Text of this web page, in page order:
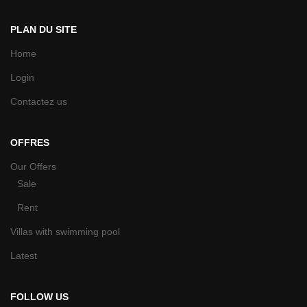
PLAN DU SITE
Home
Login
Contactez us
OFFRES
Our Offers
Sale
Rent
Villas with swimming pool
Latest
FOLLOW US